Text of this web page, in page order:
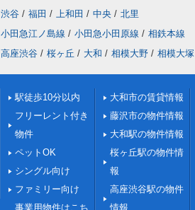
渋谷 / 福田 / 上和田 / 中央 / 北里
小田急江ノ島線 / 小田急小田原線 / 相鉄本線
高座渋谷 / 桜ヶ丘 / 大和 / 相模大野 / 相模大塚
駅徒歩10分以内
フリーレント付き
物件
ペットOK
シングル向け
ファミリー向け
事業用物件はこち
大和市の賃貸情報
藤沢市の物件情報
大和駅の物件情報
桜ヶ丘駅の物件情
報
高座渋谷駅の物件
情報